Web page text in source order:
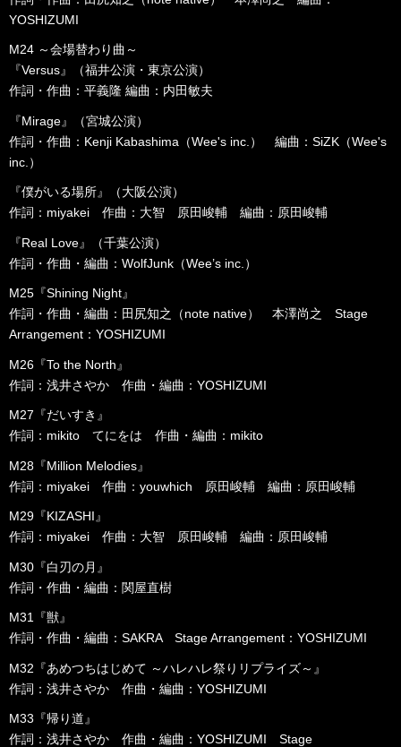
YOSHIZUMI
M24 ～会場替わり曲～
『Versus』（福井公演・東京公演）
作詞・作曲：平義隆 編曲：内田敏夫
『Mirage』（宮城公演）
作詞・作曲：Kenji Kabashima（Wee's inc.） 編曲：SiZK（Wee's
inc.）
『僕がいる場所』（大阪公演）
作詞：miyakei 作曲：大智 原田峻輔 編曲：原田峻輔
『Real Love』（千葉公演）
作詞・作曲・編曲：WolfJunk（Wee’s inc.）
M25『Shining Night』
作詞・作曲・編曲：田尻知之（note native） 本澤尚之 Stage
Arrangement：YOSHIZUMI
M26『To the North』
作詞：浅井さやか 作曲・編曲：YOSHIZUMI
M27『だいすき』
作詞：mikito てにをは 作曲・編曲：mikito
M28『Million Melodies』
作詞：miyakei 作曲：youwhich 原田峻輔 編曲：原田峻輔
M29『KIZASHI』
作詞：miyakei 作曲：大智 原田峻輔 編曲：原田峻輔
M30『白刃の月』
作詞・作曲・編曲：関屋直樹
M31『獣』
作詞・作曲・編曲：SAKRA Stage Arrangement：YOSHIZUMI
M32『あめつちはじめて ～ハレハレ祭りリプライズ～』
作詞：浅井さやか 作曲・編曲：YOSHIZUMI
M33『帰り道』
作詞：浅井さやか 作曲・編曲：YOSHIZUMI Stage